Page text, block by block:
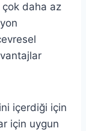
çok daha az
içerdiği için
için uygun